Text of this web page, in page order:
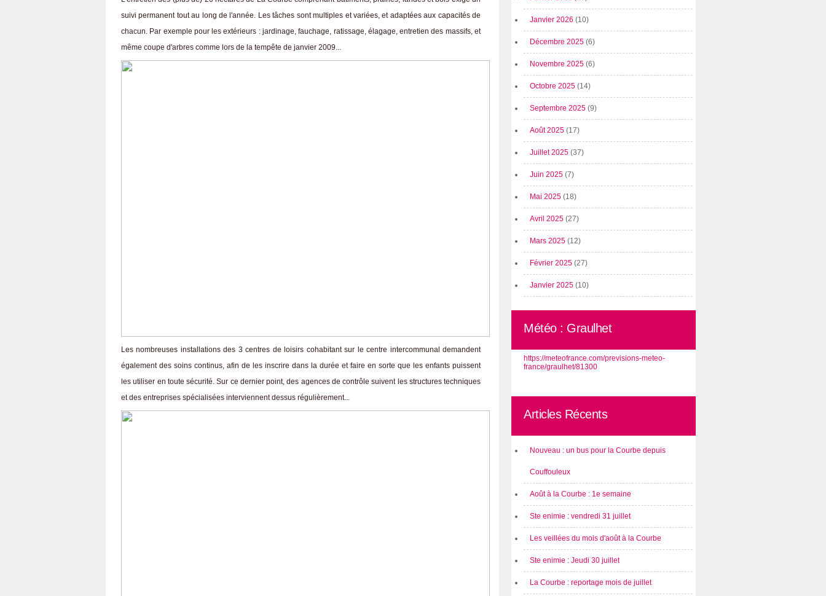
suivi permanent tout au long de l'année. Les tâches sont multiples et variées, et adaptées aux capacités de
chacun. Par exemple pour les extérieurs : jardinage, fauchage, ratissage, élagage, entretien des massifs, et
même coupe d'arbres comme lors de la tempête de janvier 2009...
Les nombreuses installations des 3 centres de loisirs cohabitant sur le centre intercommunal demandent
également des soins continus, afin de les inscrire dans la durée et faire en sorte que les enfants puissent
les utiliser en toute sécurité. Sur ce dernier point, des agences de contrôle suivent les structures techniques
et des entreprises spécialisées interviennent dessus régulièrement...
Janvier 2026 (10)
Décembre 2025 (6)
Novembre 2025 (6)
Octobre 2025 (14)
Septembre 2025 (9)
Août 2025 (17)
Juillet 2025 (37)
Juin 2025 (7)
Mai 2025 (18)
Avril 2025 (27)
Mars 2025 (12)
Février 2025 (27)
Janvier 2025 (10)
Météo : Graulhet
https://meteofrance.com/previsions-meteo-
france/graulhet/81300
Articles Récents
Nouveau : un bus pour la Courbe depuis
Couffouleux
Août à la Courbe : 1e semaine
Ste enimie : vendredi 31 juillet
Les veillées du mois d'août à la Courbe
Ste enimie : Jeudi 30 juillet
La Courbe : reportage mois de juillet